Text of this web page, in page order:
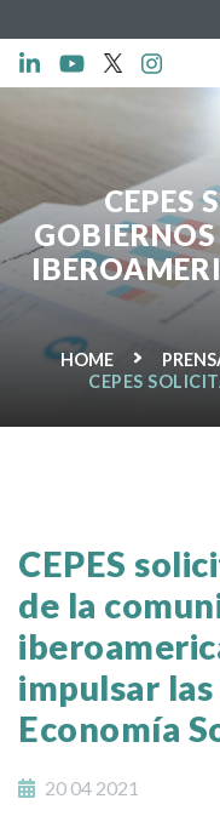
CEPES
IMPULSAR
HOME
CEPES
IMPULSAR LAS
CEPES
de la
impulsar
Economía
20 04 2021